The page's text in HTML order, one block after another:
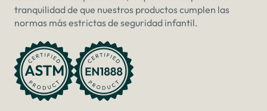
tranquilidad de que nuestros productos cumplen las
normas más estrictas de seguridad infantil.